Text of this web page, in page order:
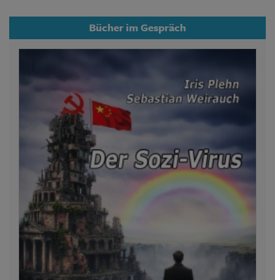
Bücher im Gespräch